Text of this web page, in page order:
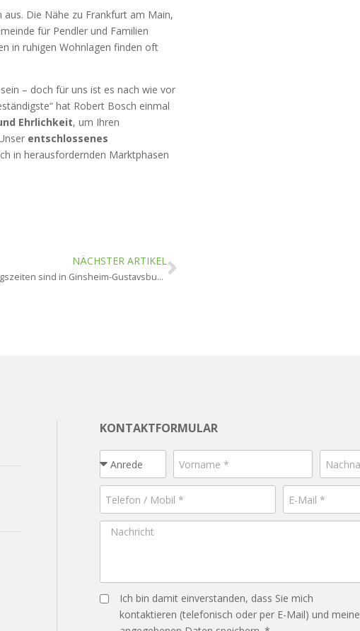
Die Nähe zu Frankfurt am Main,
für Pendler und Familien
in ruhigen Wohnlagen finden oft
– doch für uns ist es nach wie vor
hat Robert Bosch einmal
Ehrlichkeit, um Ihren
entschlossenes
in herausfordernden Marktphasen
NÄCHSTER ARTIKEL
Welche Besichtigungszeiten sind in Ginsheim-Gustavsburg optimal?
KONTAKTFORMULAR
Ich bin damit einverstanden, dass Sie mich
kontaktieren (telefonisch oder per E-Mail) und meine